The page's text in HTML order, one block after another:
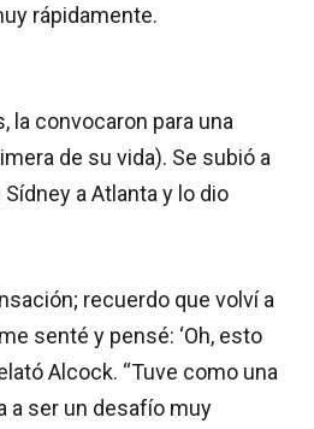
rápidamente.
la convocaron para una
de su vida). Se subió a
a Atlanta y lo dio
recuerdo que volví a
senté y pensé: ‘Oh, esto
Alcock. “Tuve como una
a ser un desafío muy